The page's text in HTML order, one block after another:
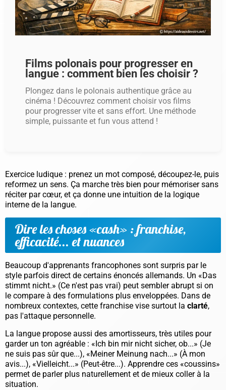
Films polonais pour progresser en
langue : comment bien les choisir ?
Plongez dans le polonais authentique grâce au
cinéma ! Découvrez comment choisir vos films
pour progresser vite et sans effort. Une méthode
simple, puissante et fun vous attend !
Exercice ludique : prenez un mot composé, découpez-le, puis
reformez un sens. Ça marche très bien pour mémoriser sans
réciter par cœur, et ça donne une intuition de la logique
interne de la langue.
Dire les choses «cash» : franchise,
efficacité... et nuances
Beaucoup d'apprenants francophones sont surpris par le
style parfois direct de certains énoncés allemands. Un «Das
stimmt nicht.» (Ce n'est pas vrai) peut sembler abrupt si on
le compare à des formulations plus enveloppées. Dans de
nombreux contextes, cette franchise vise surtout la clarté,
pas l'attaque personnelle.
La langue propose aussi des amortisseurs, très utiles pour
garder un ton agréable : «Ich bin mir nicht sicher, ob...» (Je
ne suis pas sûr que...), «Meiner Meinung nach...» (À mon
avis...), «Vielleicht...» (Peut-être...). Apprendre ces «coussins»
permet de parler plus naturellement et de mieux coller à la
situation.